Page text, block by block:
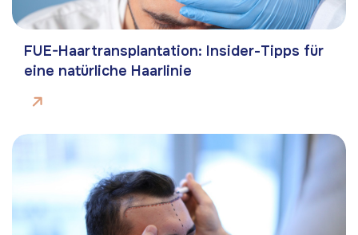
FUE-Haartransplantation: Insider-Tipps für
eine natürliche Haarlinie